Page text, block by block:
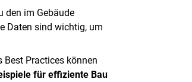
den im Gebäude
Daten sind wichtig, um
Practices können
für effiziente Bau